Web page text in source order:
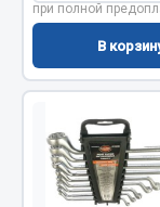
Весь раздел
Camozzi
Адаптеры и
при полной
В